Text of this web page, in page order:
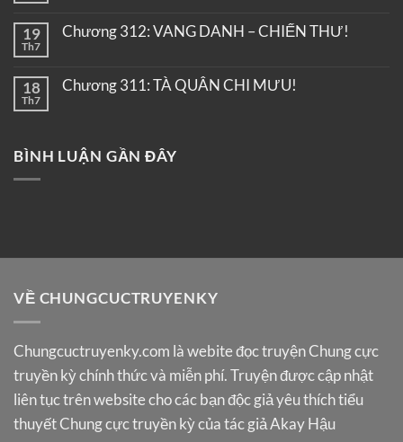
19
Th7
Chương 312: VANG DANH – CHIẾN THƯ!
18
Th7
Chương 311: TÀ QUÂN CHI MƯU!
BÌNH LUẬN GẦN ĐÂY
VỀ CHUNGCUCTRUYENKY
Chungcuctruyenky.com là webite đọc truyện Chung cực
truyền kỳ chính thức và miễn phí. Truyện được cập nhật
liên tục trên website cho các bạn độc giả yêu thích tiểu
thuyết Chung cực truyền kỳ của tác giả Akay Hậu